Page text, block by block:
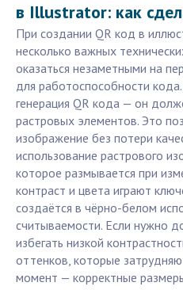
в Illustrator: как
При создании QR код в
несколько важных
оказаться незаметными на
для работоспособности
генерация QR кода — он
растровых элементов. Это
изображение без потери
использование растрового
которое размывается при
контраст и цвета играют
создаётся в чёрно-белом
считываемости. Если нужно
избегать низкой
оттенков, которые
момент — корректные